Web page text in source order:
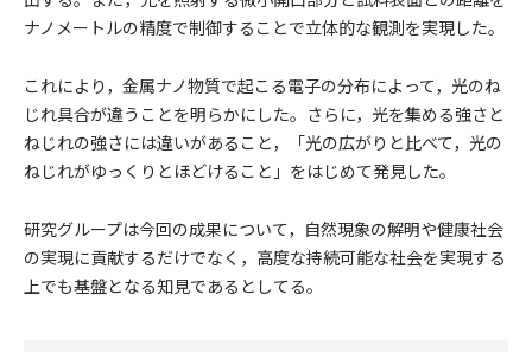
ナノメートルの精度で制御することで立体的な観測を実現した。
これにより，金属ナノ物質で起こる電子の分布によって，光のね
じれ具合が違うことを明らかにした。さらに，光を集める強さと
ねじれの強さには違いがあること，「光の広がりと比べて，光の
ねじれがゆっくりとほどけること」をはじめて発見した。
研究グループは今回の成果について，自然現象の解明や健康社会
の実現に貢献するだけでなく，高度な持続可能な社会を実現する
上でも基盤となる知見であるとしてる。